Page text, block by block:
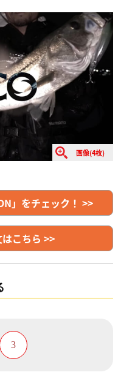
画像(4枚)
」をチェック！ >>
こちら >>
3